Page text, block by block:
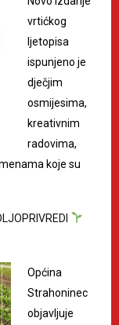
vrtićkog
ljetopisa
ispunjeno je
dječjim
osmijesima,
kreativnim
radovima,
koje su
Općina
Strahoninec
objavljuje